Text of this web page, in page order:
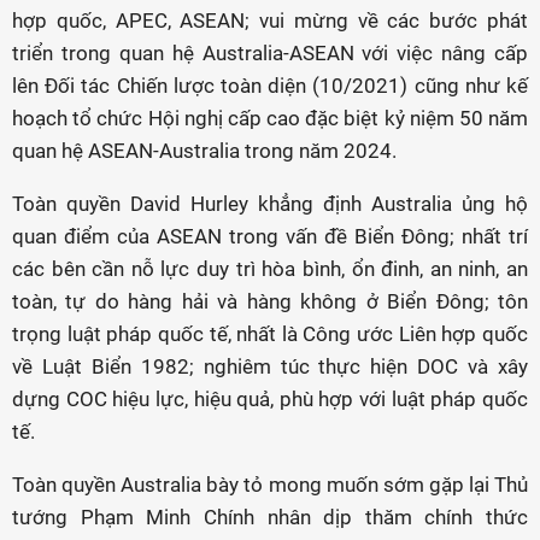
hợp quốc, APEC, ASEAN; vui mừng về các bước phát
triển trong quan hệ Australia-ASEAN với việc nâng cấp
lên Đối tác Chiến lược toàn diện (10/2021) cũng như kế
hoạch tổ chức Hội nghị cấp cao đặc biệt kỷ niệm 50 năm
quan hệ ASEAN-Australia trong năm 2024.
Toàn quyền David Hurley khẳng định Australia ủng hộ
quan điểm của ASEAN trong vấn đề Biển Đông; nhất trí
các bên cần nỗ lực duy trì hòa bình, ổn đinh, an ninh, an
toàn, tự do hàng hải và hàng không ở Biển Đông; tôn
trọng luật pháp quốc tế, nhất là Công ước Liên hợp quốc
về Luật Biển 1982; nghiêm túc thực hiện DOC và xây
dựng COC hiệu lực, hiệu quả, phù hợp với luật pháp quốc
tế.
Toàn quyền Australia bày tỏ mong muốn sớm gặp lại Thủ
tướng Phạm Minh Chính nhân dịp thăm chính thức